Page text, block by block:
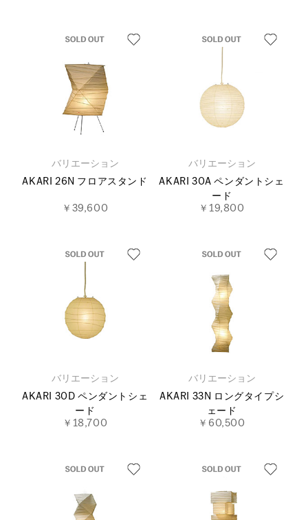
バリエーション
AKARI 26N フロアスタンド
￥39,600
バリエーション
AKARI 30A ペンダントシェ
ード
￥19,800
バリエーション
AKARI 30D ペンダントシェ
ード
￥18,700
バリエーション
AKARI 33N ロングタイプシ
ェード
￥60,500